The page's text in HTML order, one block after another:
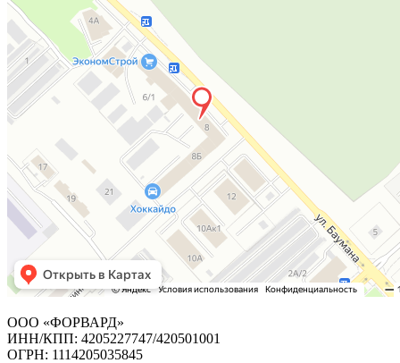
ООО «ФОРВАРД»
ИНН/КПП: 4205227747/420501001
ОГРН: 1114205035845